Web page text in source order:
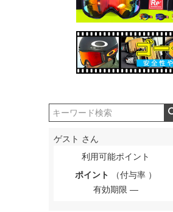
ゲスト さん
利用可能ポイント
ポイント
（付与率 ）
有効期限